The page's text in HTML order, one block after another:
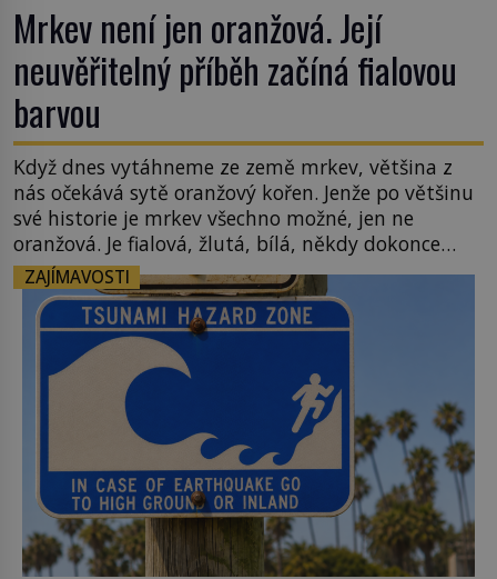
Mrkev není jen oranžová. Její
neuvěřitelný příběh začíná fialovou
barvou
Když dnes vytáhneme ze země mrkev, většina z
nás očekává sytě oranžový kořen. Jenže po většinu
své historie je mrkev všechno možné, jen ne
oranžová. Je fialová, žlutá, bílá, někdy dokonce
téměř černá. Až díky stovkám let pečlivého
šlechtění se z ní stává zelenina, bez které si českou
zahradu ani nedokážeme představit. Její příběh je
ZAJÍMAVOSTI